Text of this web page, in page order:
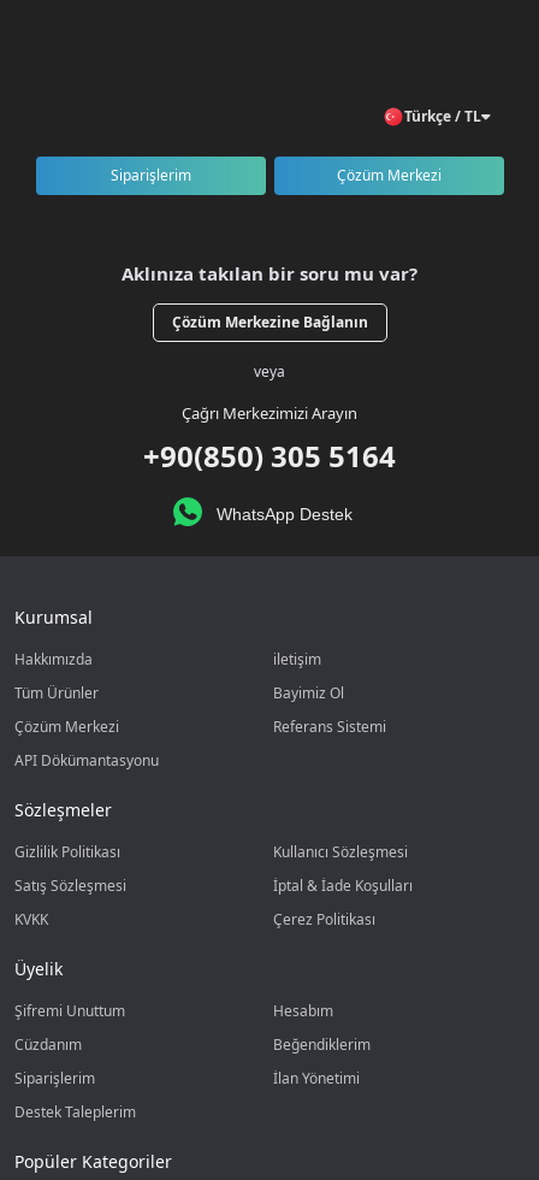
Türkçe / TL
Siparişlerim Çözüm Merkezi
Aklınıza takılan bir soru mu var?
Çözüm Merkezine Bağlanın
veya
Çağrı Merkezimizi Arayın
+90(850) 305 5164
WhatsApp Destek
Kurumsal
Hakkımızda
iletişim
Tüm Ürünler
Bayimiz Ol
Çözüm Merkezi
Referans Sistemi
API Dökümantasyonu
Sözleşmeler
Gizlilik Politikası
Kullanıcı Sözleşmesi
Satış Sözleşmesi
İptal & İade Koşulları
KVKK
Çerez Politikası
Üyelik
Şifremi Unuttum
Hesabım
Cüzdanım
Beğendiklerim
Siparişlerim
İlan Yönetimi
Destek Taleplerim
Popüler Kategoriler